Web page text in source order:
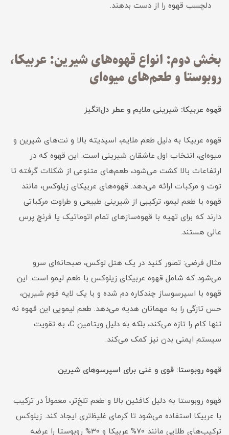
دلچسب قهوه را از دست بدهند.
بخش دوم: انواع قهوه‌های شیرین: عربیکا،
روبوستا و طعم‌های میوه‌ای
قهوه عربیکا: شیرینی ملایم و عطر دل‌انگیز
قهوه عربیکا به دلیل طعم ملایم، اسیدیته بالا و نت‌های شیرین و
میوه‌ای، انتخاب اول عاشقان شیرینی است. این قهوه که در
ارتفاعات بالا کشت می‌شود، طعم‌های متنوعی از شکلات گرفته تا
توت و مرکبات ارائه می‌دهد. قهوه‌های عربیکای زیلوکس، مانند
قهوه با طعم لیمو، ترکیبی از شیرینی طبیعی و طراوت مرکباتی
دارند که برای تهیه با قهوه‌سازهای تمام اتوماتیک یا فرنچ پرس
عالی هستند.
مثال فرضی: تصور کنید در یک هتل لوکس، صبحانه‌ای سرو
می‌شود که شامل قهوه عربیکای زیلوکس با طعم لیمو است. این
قهوه با اسپرسوساز چندکاره دم شده و با یک لایه فوم شیرین،
حس تازگی را به مهمانان هدیه می‌دهد. طعم لیمویی این قهوه نه
تنها کام را تازه می‌کند، بلکه به دلیل ویتامین C، به تقویت
سیستم ایمنی بدن نیز کمک می‌کند.
قهوه روبوستا: قوی و غنی برای اسپرسوهای شیرین
قهوه روبوستا به دلیل کافئین بالا و طعم تلخ‌تر، معمولاً در ترکیب
با عربیکا استفاده می‌شود تا کرمای غلیظ‌تری ایجاد کند. زیلوکس
ترکیب‌های طلایی مانند 70% عربیکا و 30% روبوستا را عرضه